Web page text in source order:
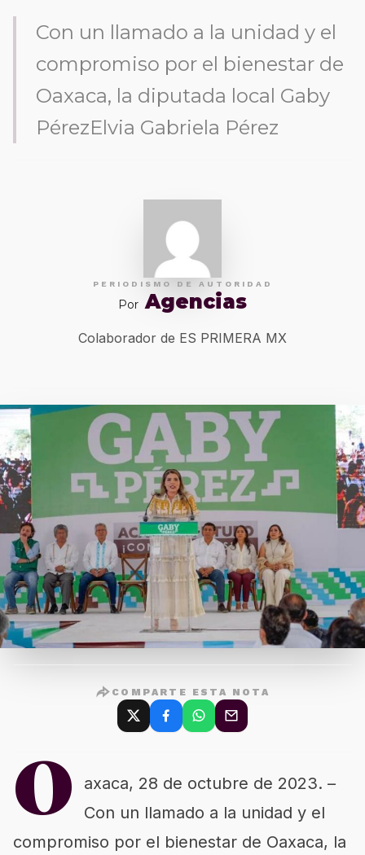
Con un llamado a la unidad y el
compromiso por el bienestar de
Oaxaca, la diputada local Gaby
PérezElvia Gabriela Pérez
PERIODISMO DE AUTORIDAD
Por Agencias
Colaborador de ES PRIMERA MX
COMPARTE ESTA NOTA
O
axaca, 28 de octubre de 2023. –
Con un llamado a la unidad y el
compromiso por el bienestar de Oaxaca, la